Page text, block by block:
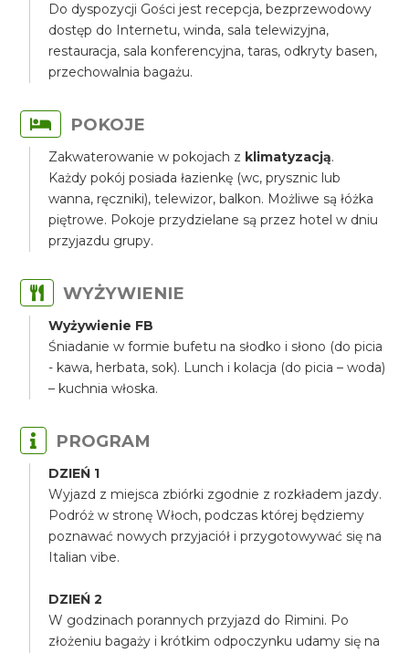
Do dyspozycji Gości jest recepcja, bezprzewodowy
dostęp do Internetu, winda, sala telewizyjna,
restauracja, sala konferencyjna, taras, odkryty basen,
przechowalnia bagażu.
POKOJE
Zakwaterowanie w pokojach z klimatyzacją.
Każdy pokój posiada łazienkę (wc, prysznic lub
wanna, ręczniki), telewizor, balkon. Możliwe są łóżka
piętrowe. Pokoje przydzielane są przez hotel w dniu
przyjazdu grupy.
WYŻYWIENIE
Wyżywienie FB
Śniadanie w formie bufetu na słodko i słono (do picia
- kawa, herbata, sok). Lunch i kolacja (do picia – woda)
– kuchnia włoska.
PROGRAM
DZIEŃ 1
Wyjazd z miejsca zbiórki zgodnie z rozkładem jazdy.
Podróż w stronę Włoch, podczas której będziemy
poznawać nowych przyjaciół i przygotowywać się na
Italian vibe.
DZIEŃ 2
W godzinach porannych przyjazd do Rimini. Po
złożeniu bagaży i krótkim odpoczynku udamy się na